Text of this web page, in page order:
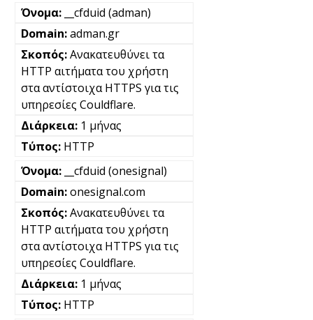
__cfduid (adman)
adman.gr
Ανακατευθύνει τα
HTTP αιτήματα του χρήστη
στα αντίστοιχα HTTPS για τις
υπηρεσίες Couldflare.
1 μήνας
HTTP
__cfduid (onesignal)
onesignal.com
Ανακατευθύνει τα
HTTP αιτήματα του χρήστη
στα αντίστοιχα HTTPS για τις
υπηρεσίες Couldflare.
1 μήνας
HTTP